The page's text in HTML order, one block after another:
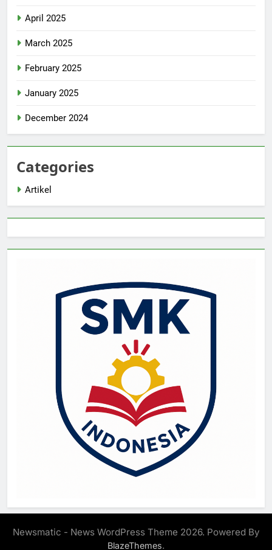
April 2025
March 2025
February 2025
January 2025
December 2024
Categories
Artikel
Newsmatic - News WordPress Theme 2026. Powered By
BlazeThemes.